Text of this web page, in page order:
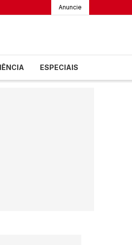
Anuncie
ESPECIAIS